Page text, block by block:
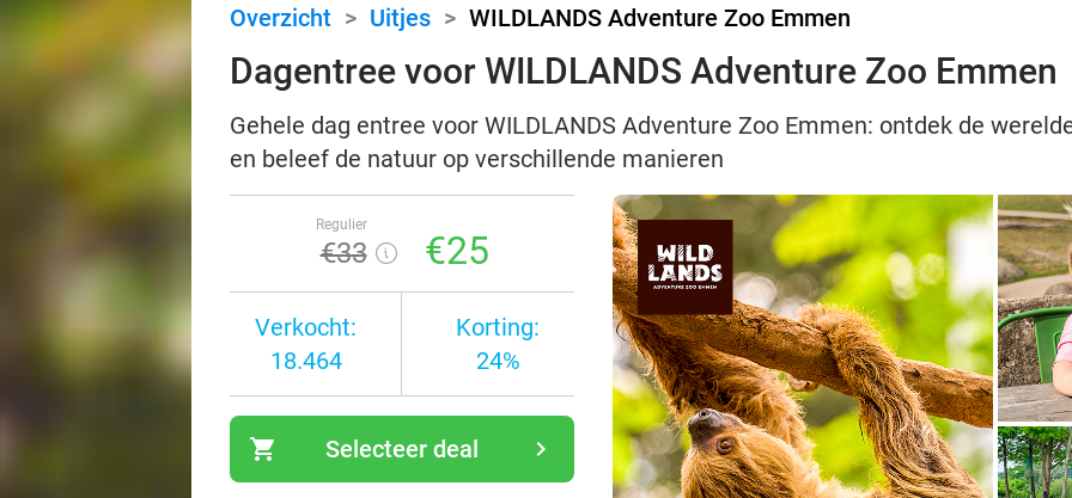
Overzicht > Uitjes > WILDLANDS Adventure Zoo Emmen
Dagentree voor WILDLANDS Adventure Zoo Emmen
Gehele dag entree voor WILDLANDS Adventure Zoo Emmen: ontdek de
en beleef de natuur op verschillende manieren
Regulier
€33 €25
Verkocht:
18.464
Korting:
24%
shopping_cart navigate_next
Selecteer deal